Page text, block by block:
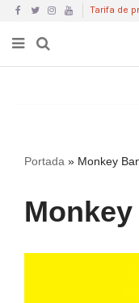
Tarifa de
contenido
Portada » Monkey